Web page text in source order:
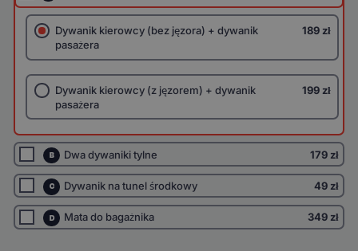
Dywanik kierowcy (bez jęzora) + dywanik
pasażera
189 zł
Dywanik kierowcy (z jęzorem) + dywanik
pasażera
199 zł
B Dwa dywaniki tylne 179 zł
C Dywanik na tunel środkowy 49 zł
D Mata do bagażnika 349 zł